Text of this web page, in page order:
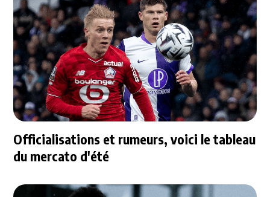
Officialisations et rumeurs, voici le tableau
du mercato d'été